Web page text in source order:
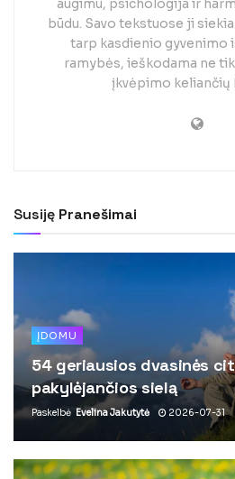
augimu, psichologija ir
būdu. Savo tekstuose ji
tarp kasdienio gyvenimo
ramybės, ieškodama ne
įkvėpimo keliančių
Susiję Pranešimai
ĮDOMU
54 geriausios dvasinės
pakylėjančios sielą
Paskelbė Evelina Jakutytė 2026-07-31